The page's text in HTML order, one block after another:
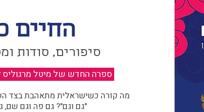
החיים
סיפורים, סודות
ספרה החדש של מיטל מרגוליס
מה קורה כשישראלית מתאהבת בצד
"גם וגם"? גם פה וגם שם,